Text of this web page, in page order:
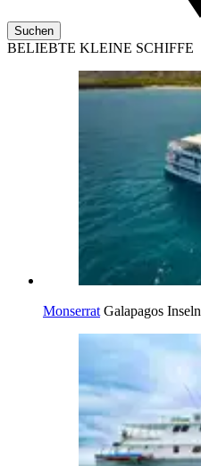
Suchen
BELIEBTE KLEINE SCHIFFE
Monserrat Galapagos Inseln